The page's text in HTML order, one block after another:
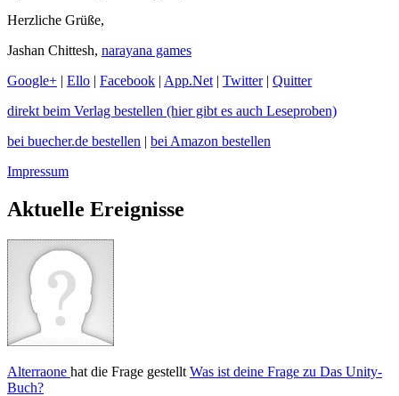
Herzliche Grüße,
Jashan Chittesh, narayana games
Google+ | Ello | Facebook | App.Net | Twitter| Quitter
direkt beim Verlag bestellen (hier gibt es auch Leseproben)
bei buecher.de bestellen | bei Amazon bestellen
Impressum
Aktuelle Ereignisse
Alterraone hat die Frage gestellt Was ist deine Frage zu Das Unity-
Buch?